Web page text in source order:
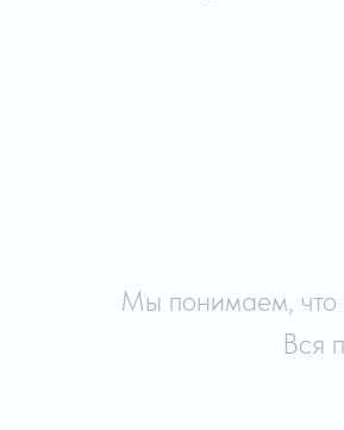
Мы понимаем, что
Вся